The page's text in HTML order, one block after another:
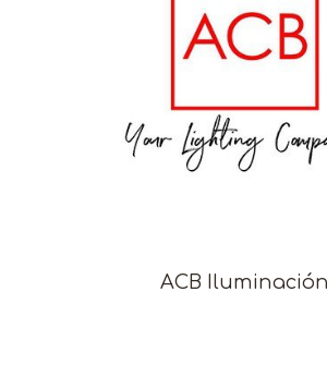
ACB Iluminación